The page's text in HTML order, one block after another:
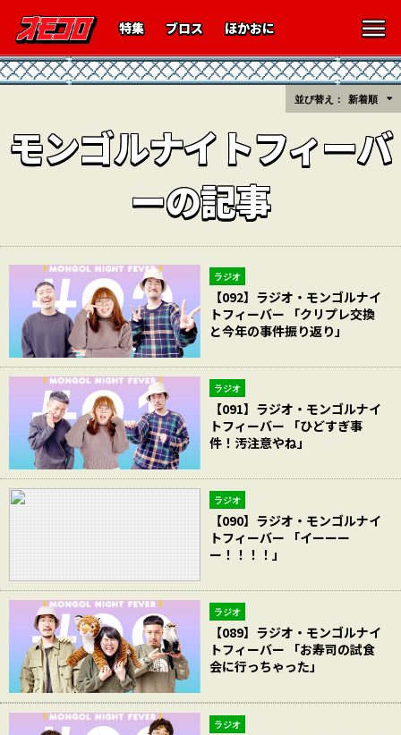
特集 ブロス ほかおに
モンゴルナイトフィーバ
ーの記事
並び替え： 新着順
ラジオ
【092】ラジオ・モンゴルナイ
トフィーバー 「クリプレ交換
と今年の事件振り返り」
ラジオ
【091】ラジオ・モンゴルナイ
トフィーバー 「ひどすぎ事
件！汚注意やね」
ラジオ
【090】ラジオ・モンゴルナイ
トフィーバー 「イーーー
ー！！！！」
ラジオ
【089】ラジオ・モンゴルナイ
トフィーバー 「お寿司の試食
会に行っちゃった」
ラジオ